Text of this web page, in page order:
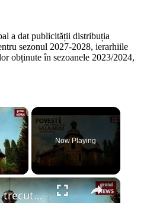
a dat publicității distribuția
sezonul 2027-2028, ierarhiile
obținute în sezoanele 2023/2024,
×
Video
Now Playing
×
Povesti din trecutul Salajului Episodul 1